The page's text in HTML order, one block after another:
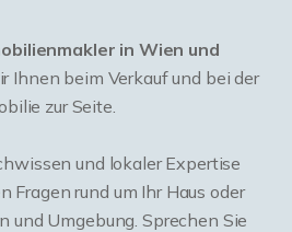
in Wien und
Ihnen beim Verkauf und bei der
zur Seite.
und lokaler Expertise
Fragen rund um Ihr Haus oder
und Umgebung. Sprechen Sie